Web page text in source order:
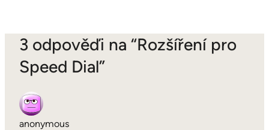
3 odpověďi na “Rozšíření pro
Speed Dial”
anonymous